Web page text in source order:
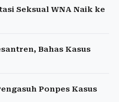
Seksual WNA Naik ke
Bahas Kasus
Ponpes Kasus